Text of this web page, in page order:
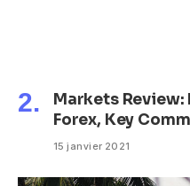
Markets Review:
Forex, Key
15 janvier 2021